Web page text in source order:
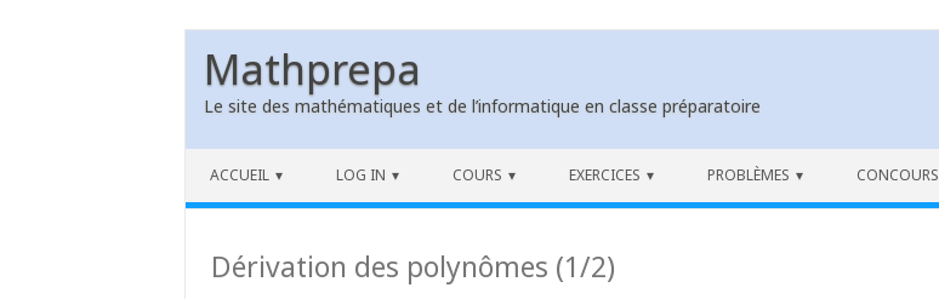
Mathprepa
Le site des mathématiques et de l’informatique en classe préparatoire
ACCUEIL LOG IN COURS EXERCICES PROBLÈMES CONCOURS
Dérivation des polynômes (1/2)